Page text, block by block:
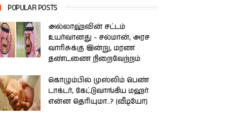
POPULAR POSTS
அல்லாஹ்வின் சட்டம்
உயர்வானது - சல்மான், அரச
வாரிசுக்கு இன்று, மரண
தண்டணை நிறைவேற்றம்
கொழும்பில் முஸ்லிம் பெண்
டாக்டர், கேட்டுவாங்கிய மஹர்
என்ன தெரியுமா..? (வீடியோ)